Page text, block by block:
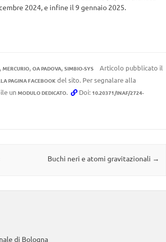
2024, e infine il 9 gennaio 2025.
MERCURIO, OA PADOVA, SIMBIO-SYS
Articolo pubblicato il
PAGINA FACEBOOKdel sito. Per segnalare alla
un MODULO DEDICATO. Doi: 10.20371/INAF/2724-
Buchi neri e atomi gravitazionali →
di Bologna